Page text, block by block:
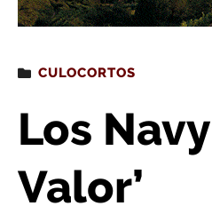
CULOCORTOS
Los
Valor’